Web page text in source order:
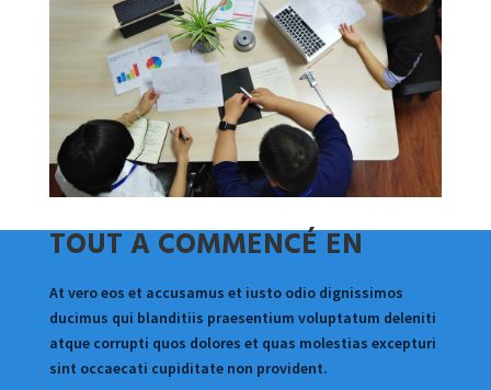
TOUT A COMMENCÉ EN
At vero eos et accusamus et iusto odio dignissimos
ducimus qui blanditiis praesentium voluptatum deleniti
atque corrupti quos dolores et quas molestias excepturi
sint occaecati cupiditate non provident.